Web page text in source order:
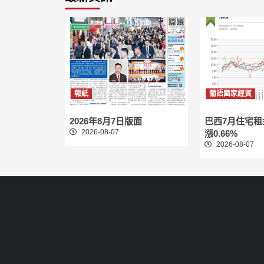
報紙
2026年8月7日版面
2026-08-07
葡語國家經貿
巴西7月住宅
漲0.66%
2026-08-07